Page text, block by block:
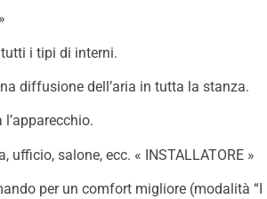
i tipi di interni.
diffusione dell’aria in tutta la stanza.
salone, ecc. « INSTALLATORE »
per un comfort migliore (modalità “I